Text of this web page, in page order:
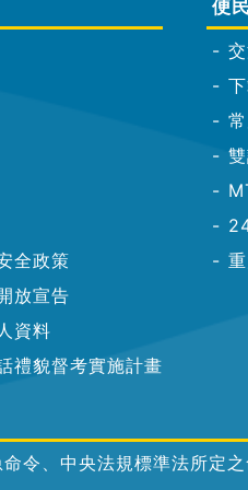
全政策
放宣告
資料
禮貌督考實施計畫
便
令、中央法規標準法所定